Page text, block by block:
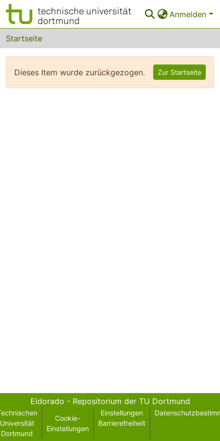
Anmelden
Bereiche & Sammlungen
Das gesamte Repositorium
FAQ
Startseite
Dieses Item wurde zurückgezogen. Zur Startseite
Eldorado - Repositorium der TU Dortmund
Universität
Dortmund
Cookie-
Einstellungen
Einstellungen
Barrierefreiheit